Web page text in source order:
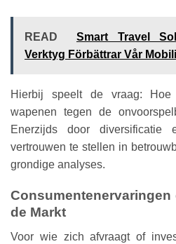
READ
Smart Travel
Verktyg Förbättrar Vår
Hierbij speelt de vraag: Hoe
wapenen tegen de
Enerzijds door diversificatie
vertrouwen te stellen in
grondige analyses.
de Markt
Voor wie zich afvraagt of